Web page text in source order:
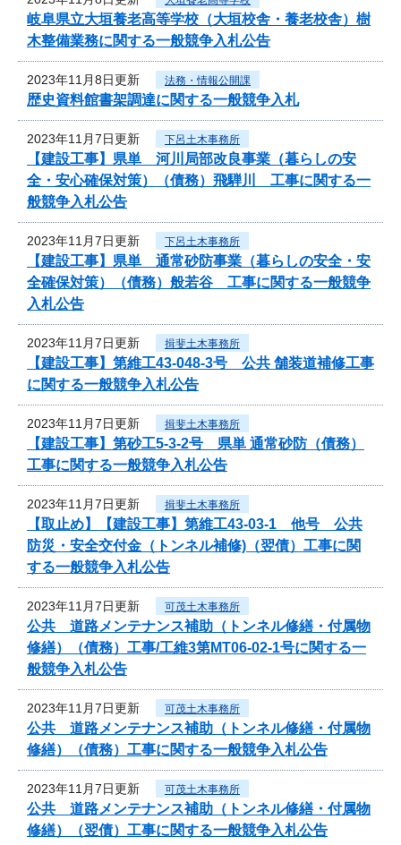
岐阜県立大垣養老高等学校（大垣校舎・養老校舎）樹
木整備業務に関する一般競争入札公告
2023年11月8日更新 法務・情報公開課
歴史資料館書架調達に関する一般競争入札
2023年11月7日更新 下呂土木事務所
【建設工事】県単 河川局部改良事業（暮らしの安
全・安心確保対策）（債務）飛騨川 工事に関する一
般競争入札公告
2023年11月7日更新 下呂土木事務所
【建設工事】県単 通常砂防事業（暮らしの安全・安
全確保対策）（債務）般若谷 工事に関する一般競争
入札公告
2023年11月7日更新 揖斐土木事務所
【建設工事】第維工43-048-3号 公共 舗装道補修工事
に関する一般競争入札公告
2023年11月7日更新 揖斐土木事務所
【建設工事】第砂工5-3-2号 県単 通常砂防（債務）
工事に関する一般競争入札公告
2023年11月7日更新 揖斐土木事務所
【取止め】【建設工事】第維工43-03-1 他号 公共
防災・安全交付金（トンネル補修)（翌債）工事に関
する一般競争入札公告
2023年11月7日更新 可茂土木事務所
公共 道路メンテナンス補助（トンネル修繕・付属物
修繕）（債務）工事/工維3第MT06-02-1号に関する一
般競争入札公告
2023年11月7日更新 可茂土木事務所
公共 道路メンテナンス補助（トンネル修繕・付属物
修繕）（債務）工事に関する一般競争入札公告
2023年11月7日更新 可茂土木事務所
公共 道路メンテナンス補助（トンネル修繕・付属物
修繕）（翌債）工事に関する一般競争入札公告